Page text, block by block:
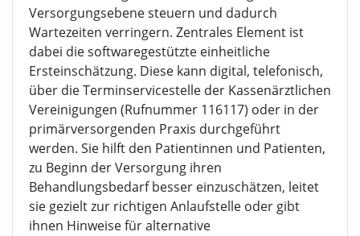
Versorgungsebene steuern und dadurch
Wartezeiten verringern. Zentrales Element ist
dabei die softwaregestützte einheitliche
Ersteinschätzung. Diese kann digital, telefonisch,
über die Terminservicestelle der Kassenärztlichen
Vereinigungen (Rufnummer 116117) oder in der
primärversorgenden Praxis durchgeführt
werden. Sie hilft den Patientinnen und Patienten,
zu Beginn der Versorgung ihren
Behandlungsbedarf besser einzuschätzen, leitet
sie gezielt zur richtigen Anlaufstelle oder gibt
ihnen Hinweise für alternative